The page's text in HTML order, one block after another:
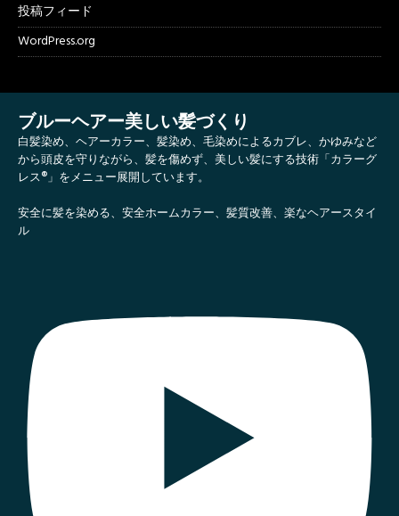
投稿フィード
WordPress.org
ブルーヘアー美しい髪づくり
白髪染め、ヘアーカラー、髪染め、毛染めによるカブレ、かゆみなど
から頭皮を守りながら、髪を傷めず、美しい髪にする技術「カラーグ
レス®」をメニュー展開しています。
安全に髪を染める、安全ホームカラー、髪質改善、楽なヘアースタイ
ル